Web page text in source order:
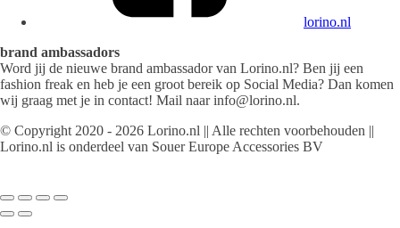
lorino.nl
brand ambassadors
Word jij de nieuwe brand ambassador van Lorino.nl? Ben jij een
fashion freak en heb je een groot bereik op Social Media? Dan komen
wij graag met je in contact! Mail naar info@lorino.nl.
© Copyright 2020 - 2026 Lorino.nl || Alle rechten voorbehouden ||
Lorino.nl is onderdeel van Souer Europe Accessories BV